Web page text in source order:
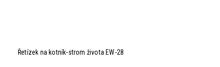
Řetízek na kotník-strom života EW-28